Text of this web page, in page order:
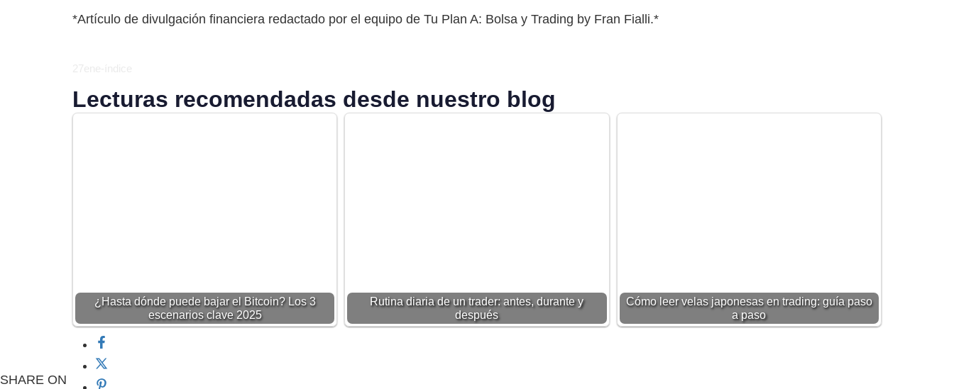
*Artículo de divulgación financiera redactado por el equipo de Tu Plan A: Bolsa y Trading by Fran Fialli.*
Lecturas recomendadas desde nuestro blog
¿Hasta dónde puede bajar el Bitcoin? Los 3
escenarios clave 2025
Rutina diaria de un trader: antes, durante y
después
Cómo leer velas japonesas en trading: guía paso
a paso
SHARE ON